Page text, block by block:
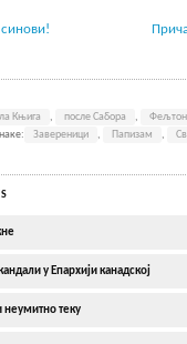
Књига , после Сабора ,
Завереници , Папизам ,
у Епархији канадској
неумитно теку